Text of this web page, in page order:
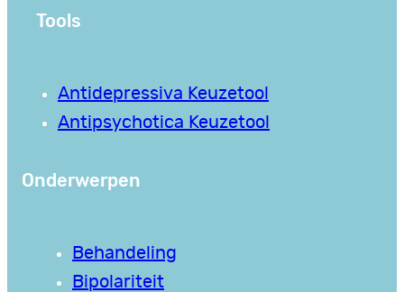
Tools
Antidepressiva Keuzetool
Antipsychotica Keuzetool
Onderwerpen
Behandeling
Bipolariteit